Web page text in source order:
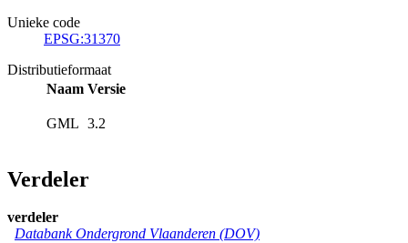
Unieke code
EPSG:31370
Distributieformaat
Naam Versie
GML 3.2
Verdeler
verdeler
Databank Ondergrond Vlaanderen (DOV)